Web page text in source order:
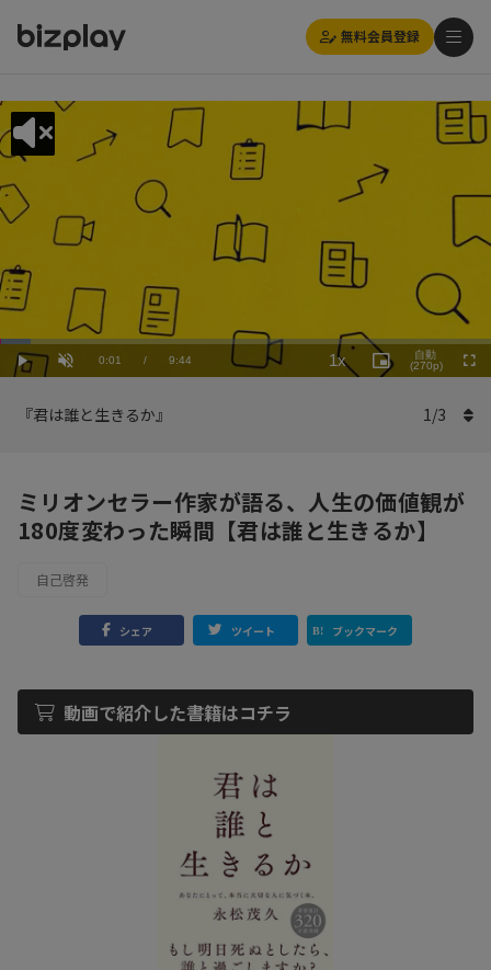
無料会員登録
Play UnmuteCurrent
0:01 / Duration
9:44
Loaded:
6.17%
1x
Playback
Rate
Picture-
in-
自動
(270p)
『君は誰と生きるか』 1/3
ミリオンセラー作家が語る、人生の価値観が
180度変わった瞬間【君は誰と生きるか】
自己啓発
シェア ツイート ブックマーク
動画で紹介した書籍はコチラ